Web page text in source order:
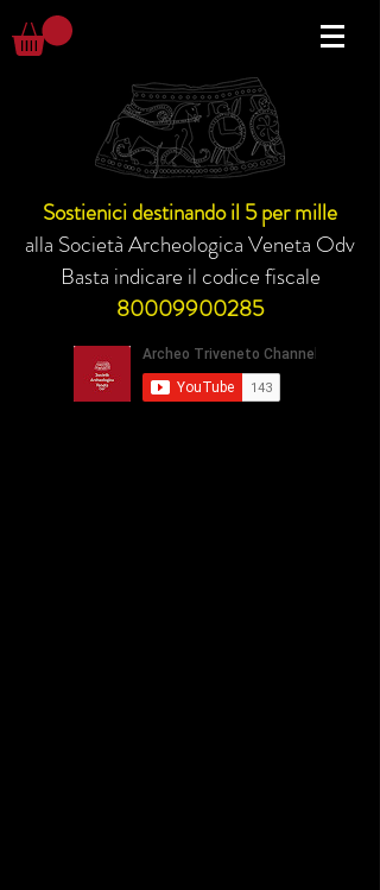
Sostienici destinando il 5 per mille
alla Società Archeologica Veneta Odv
Basta indicare il codice fiscale
80009900285